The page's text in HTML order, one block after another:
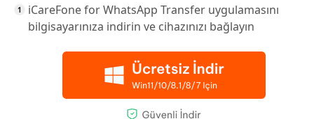
iCareFone for WhatsApp Transfer uygulamasını
bilgisayarınıza indirin ve cihazınızı bağlayın